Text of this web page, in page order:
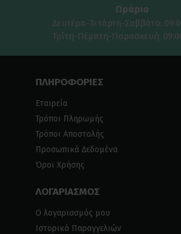
Ωράριο
Δευτέρα-Τετάρτη-Σαββάτο:
Τρίτη-Πέμπτη-Παρασκευή:
ΠΛΗΡΟΦΟΡΙΕΣ
Εταιρεία
Τρόποι Πληρωμής
Τρόποι Αποστολής
Προσωπικά Δεδομένα
Όροι Χρήσης
ΛΟΓΑΡΙΑΣΜΟΣ
Ο λογαριασμός μου
Ιστορικό Παραγγελιών